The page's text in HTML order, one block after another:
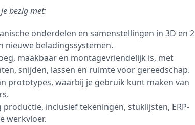
bezig met:
onderdelen en samenstellingen in 3D en
nieuwe beladingssystemen.
maakbaar en montagevriendelijk is, met
snijden, lassen en ruimte voor gereedschap.
prototypes, waarbij je gebruik kunt maken van
inclusief tekeningen, stuklijsten, ERP-
werkvloer.